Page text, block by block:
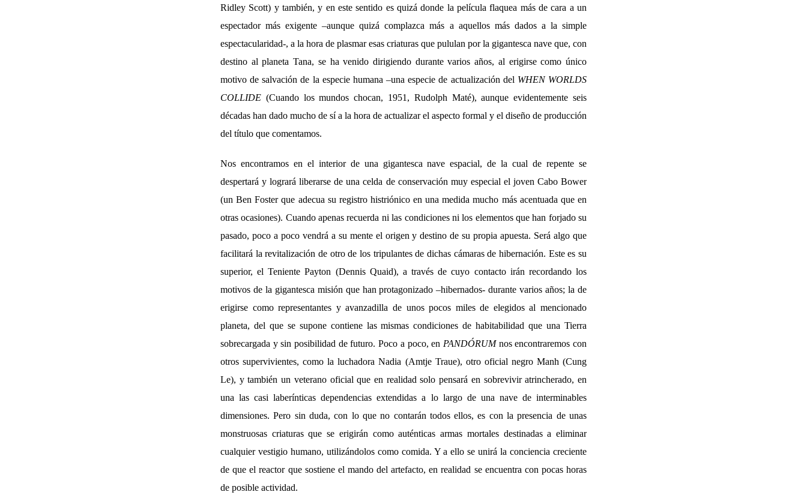
Ridley Scott) y también, y en este sentido es quizá donde la película flaquea más de cara a un
espectador más exigente –aunque quizá complazca más a aquellos más dados a la simple
espectacularidad-, a la hora de plasmar esas criaturas que pululan por la gigantesca nave que, con
destino al planeta Tana, se ha venido dirigiendo durante varios años, al erigirse como único
motivo de salvación de la especie humana –una especie de actualización del WHEN WORLDS
COLLIDE (Cuando los mundos chocan, 1951, Rudolph Maté), aunque evidentemente seis
décadas han dado mucho de sí a la hora de actualizar el aspecto formal y el diseño de producción
del título que comentamos.
Nos encontramos en el interior de una gigantesca nave espacial, de la cual de repente se
despertará y logrará liberarse de una celda de conservación muy especial el joven Cabo Bower
(un Ben Foster que adecua su registro histriónico en una medida mucho más acentuada que en
otras ocasiones). Cuando apenas recuerda ni las condiciones ni los elementos que han forjado su
pasado, poco a poco vendrá a su mente el origen y destino de su propia apuesta. Será algo que
facilitará la revitalización de otro de los tripulantes de dichas cámaras de hibernación. Este es su
superior, el Teniente Payton (Dennis Quaid), a través de cuyo contacto irán recordando los
motivos de la gigantesca misión que han protagonizado –hibernados- durante varios años; la de
erigirse como representantes y avanzadilla de unos pocos miles de elegidos al mencionado
planeta, del que se supone contiene las mismas condiciones de habitabilidad que una Tierra
sobrecargada y sin posibilidad de futuro. Poco a poco, en PANDÓRUMnos encontraremos con
otros supervivientes, como la luchadora Nadia (Amtje Traue), otro oficial negro Manh (Cung
Le), y también un veterano oficial que en realidad solo pensará en sobrevivir atrincherado, en
una las casi laberínticas dependencias extendidas a lo largo de una nave de interminables
dimensiones. Pero sin duda, con lo que no contarán todos ellos, es con la presencia de unas
monstruosas criaturas que se erigirán como auténticas armas mortales destinadas a eliminar
cualquier vestigio humano, utilizándolos como comida. Y a ello se unirá la conciencia creciente
de que el reactor que sostiene el mando del artefacto, en realidad se encuentra con pocas horas
de posible actividad.